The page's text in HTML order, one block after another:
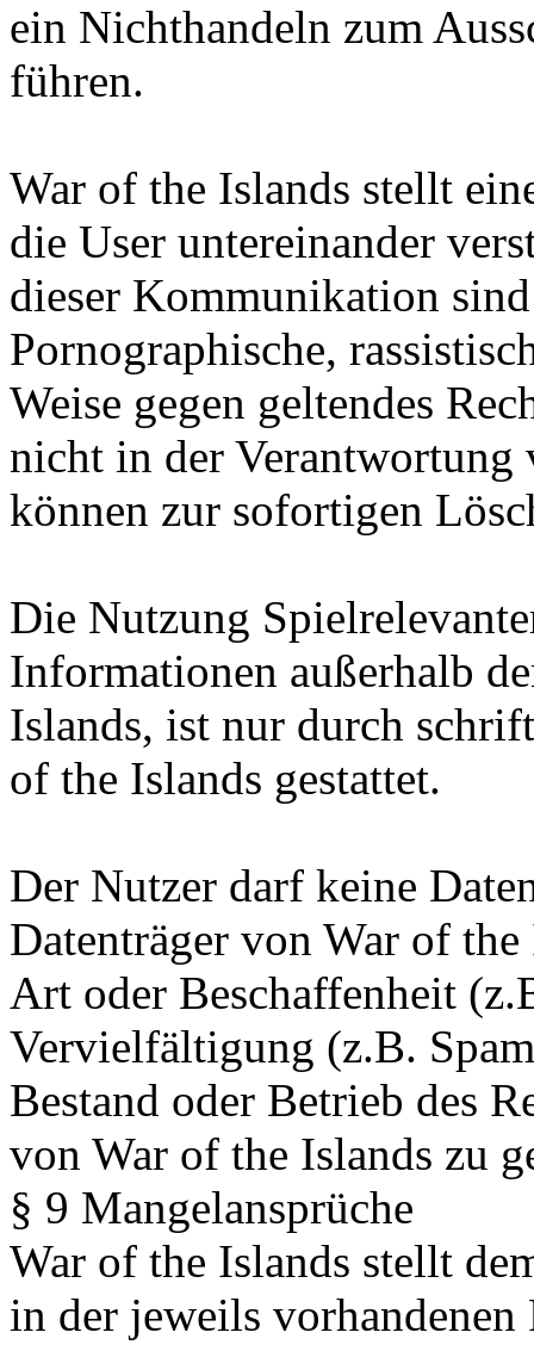
ein Nichthandeln zum
führen.
War of the Islands stellt
die User untereinander
dieser Kommunikation
Pornographische,
Weise gegen geltendes
nicht in der Verantwortung
können zur sofortigen
Die Nutzung
Informationen außerhalb
Islands, ist nur durch
of the Islands gestattet.
Der Nutzer darf keine
Datenträger von War of
Art oder Beschaffenheit
Vervielfältigung (z.B.
Bestand oder Betrieb des
von War of the Islands zu
§ 9 Mangelansprüche
War of the Islands stellt
in der jeweils